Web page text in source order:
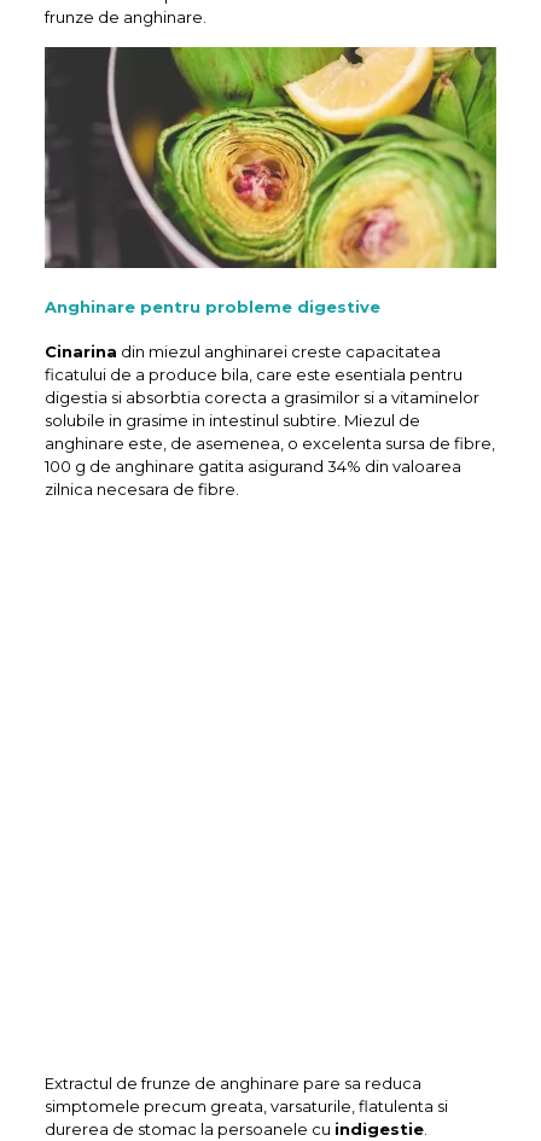
frunze de anghinare.
Anghinare pentru probleme digestive
Cinarina din miezul anghinarei creste capacitatea
ficatului de a produce bila, care este esentiala pentru
digestia si absorbtia corecta a grasimilor si a vitaminelor
solubile in grasime in intestinul subtire. Miezul de
anghinare este, de asemenea, o excelenta sursa de fibre,
100 g de anghinare gatita asigurand 34% din valoarea
zilnica necesara de fibre.
Extractul de frunze de anghinare pare sa reduca
simptomele precum greata, varsaturile, flatulenta si
durerea de stomac la persoanele cu indigestie.